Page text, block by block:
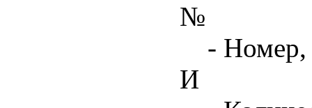
№
- Номер,
И